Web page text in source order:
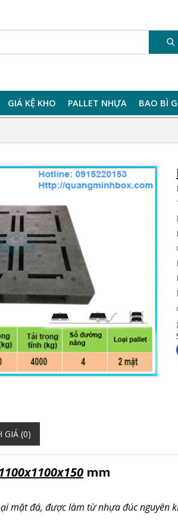
GIÁ KỆ KHO PALLET NHỰA BAO BÌ
GIÁ (0)
1100x1100x150 mm
mặt đá, được làm từ nhựa đúc nguyên